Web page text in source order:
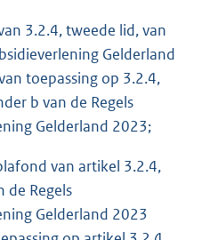
3.2.4, tweede lid, van
Gelderland
toepassing op 3.2.4,
b van de Regels
Gelderland 2023;
van artikel 3.2.4,
de Regels
Gelderland 2023